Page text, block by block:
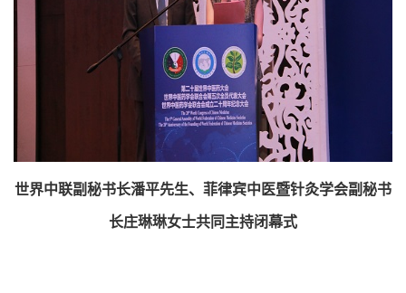
世界中联副秘书长潘平先生、菲律宾中医暨针灸学会副秘书
长庄琳琳女士共同主持闭幕式